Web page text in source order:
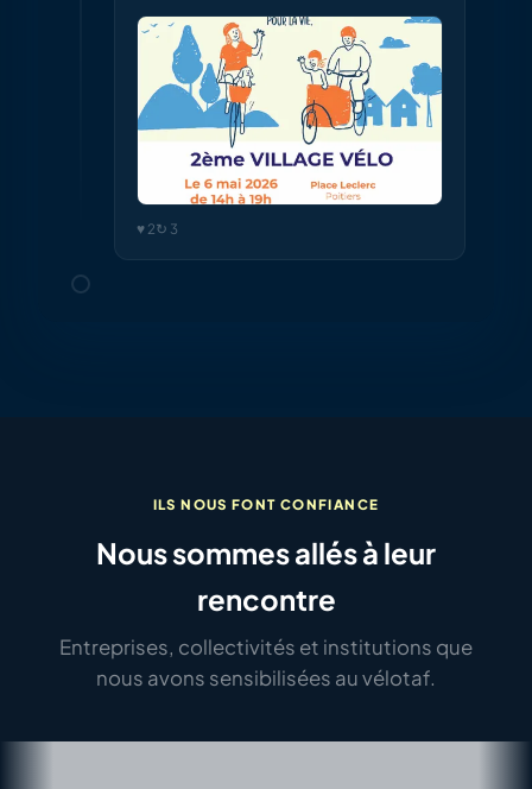
♥ 2↻ 3
ILS NOUS FONT CONFIANCE
Nous sommes allés à leur
rencontre
Entreprises, collectivités et institutions que
nous avons sensibilisées au vélotaf.